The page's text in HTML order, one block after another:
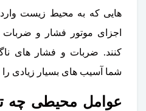
هایی که به محیط زیست
اجزای موتور فشار و ضربات
کنند. ضربات و فشار های
شما آسیب های بسیار زیادی
عوامل محیطی چه